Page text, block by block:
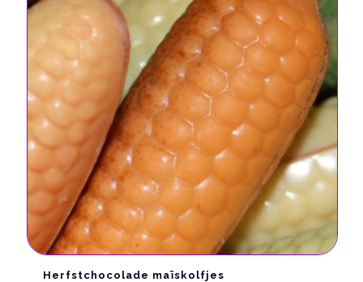
Herfstchocolade maïskolfjes